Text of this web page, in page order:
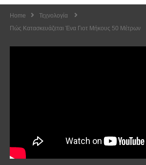
Home
Τεχνολογία
Πώς Κατασκευάζεται Ένα Γιοτ Μήκους 50 Μέτρων